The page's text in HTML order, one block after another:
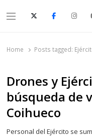
Menu
Home Posts tagged:
Drones y
búsqueda de
Coihueco
Personal del Ejército se